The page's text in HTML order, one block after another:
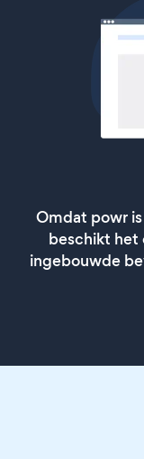
Omdat powr
beschikt het
ingebouwde